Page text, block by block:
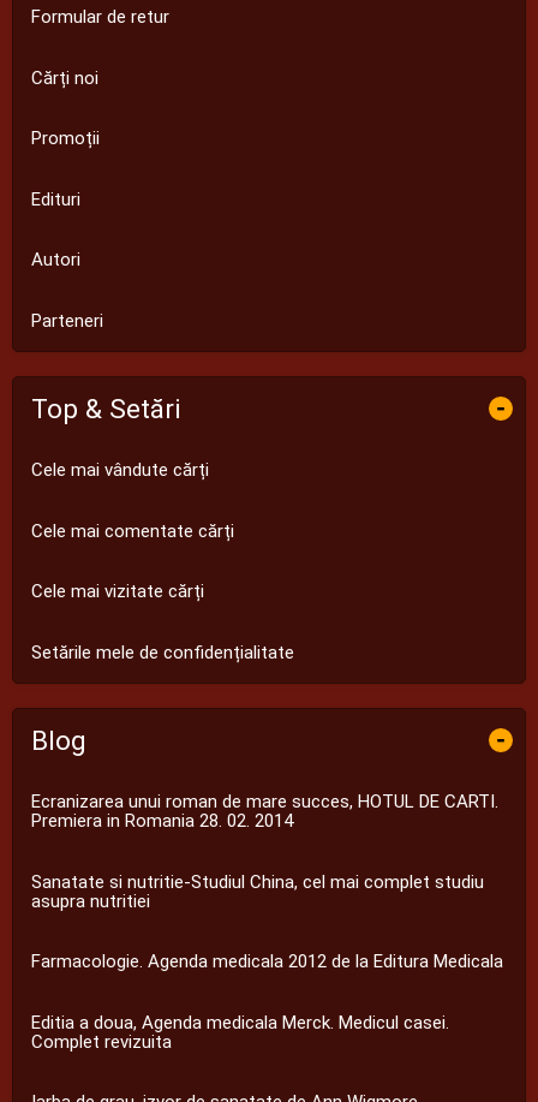
Formular de retur
Cărți noi
Promoții
Edituri
Autori
Parteneri
Top & Setări -
Cele mai vândute cărți
Cele mai comentate cărți
Cele mai vizitate cărți
Setările mele de confidențialitate
Blog -
Ecranizarea unui roman de mare succes, HOTUL DE CARTI.
Premiera in Romania 28. 02. 2014
Sanatate si nutritie-Studiul China, cel mai complet studiu
asupra nutritiei
Farmacologie. Agenda medicala 2012 de la Editura Medicala
Editia a doua, Agenda medicala Merck. Medicul casei.
Complet revizuita